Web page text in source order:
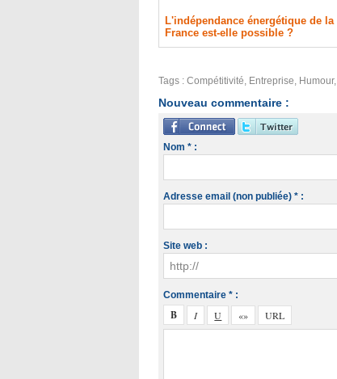
L'indépendance énergétique de la
France est-elle possible ?
Tags : Compétitivité, Entreprise, Humour,
Nouveau commentaire :
Nom * :
Adresse email (non publiée) * :
Site web :
Commentaire * :